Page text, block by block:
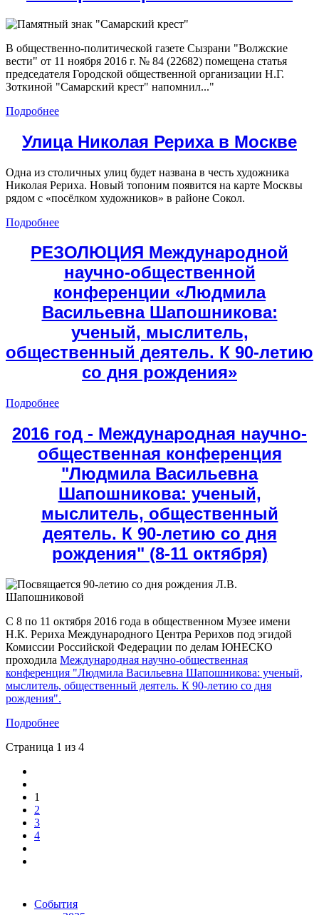
В общественно-политической газете Сызрани "Волжские
вести" от 11 ноября 2016 г. № 84 (22682) помещена статья
председателя Городской общественной организации Н.Г.
Зоткиной "Самарский крест" напомнил..."
Подробнее
Улица Николая Рериха в Москве
Одна из столичных улиц будет названа в честь художника
Николая Рериха. Новый топоним появится на карте Москвы
рядом с «посёлком художников» в районе Сокол.
Подробнее
РЕЗОЛЮЦИЯ Международной
научно-общественной
конференции «Людмила
Васильевна Шапошникова:
ученый, мыслитель,
общественный деятель. К 90-летию
со дня рождения»
Подробнее
2016 год - Международная научно-
общественная конференция
"Людмила Васильевна
Шапошникова: ученый,
мыслитель, общественный
деятель. К 90-летию со дня
рождения" (8-11 октября)
С 8 по 11 октября 2016 года в общественном Музее имени
Н.К. Рериха Международного Центра Рерихов под эгидой
Комиссии Российской Федерации по делам ЮНЕСКО
проходила Международная научно-общественная
конференция "Людмила Васильевна Шапошникова: ученый,
мыслитель, общественный деятель. К 90-летию со дня
рождения".
Подробнее
Страница 1 из 4
1
2
3
4
События